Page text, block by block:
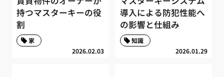
持つマスターキーの役
割
2026.02.03
家
導入による防犯性能へ
の影響と仕組み
2026.01.29
知識